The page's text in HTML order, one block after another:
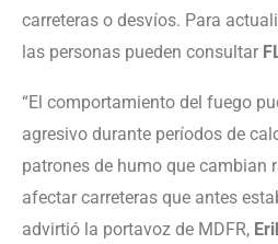
carreteras o desvíos. Para
las personas pueden consultar
“El comportamiento del fuego
agresivo durante períodos de
patrones de humo que cambian
afectar carreteras que antes
advirtió la portavoz de MDFR,